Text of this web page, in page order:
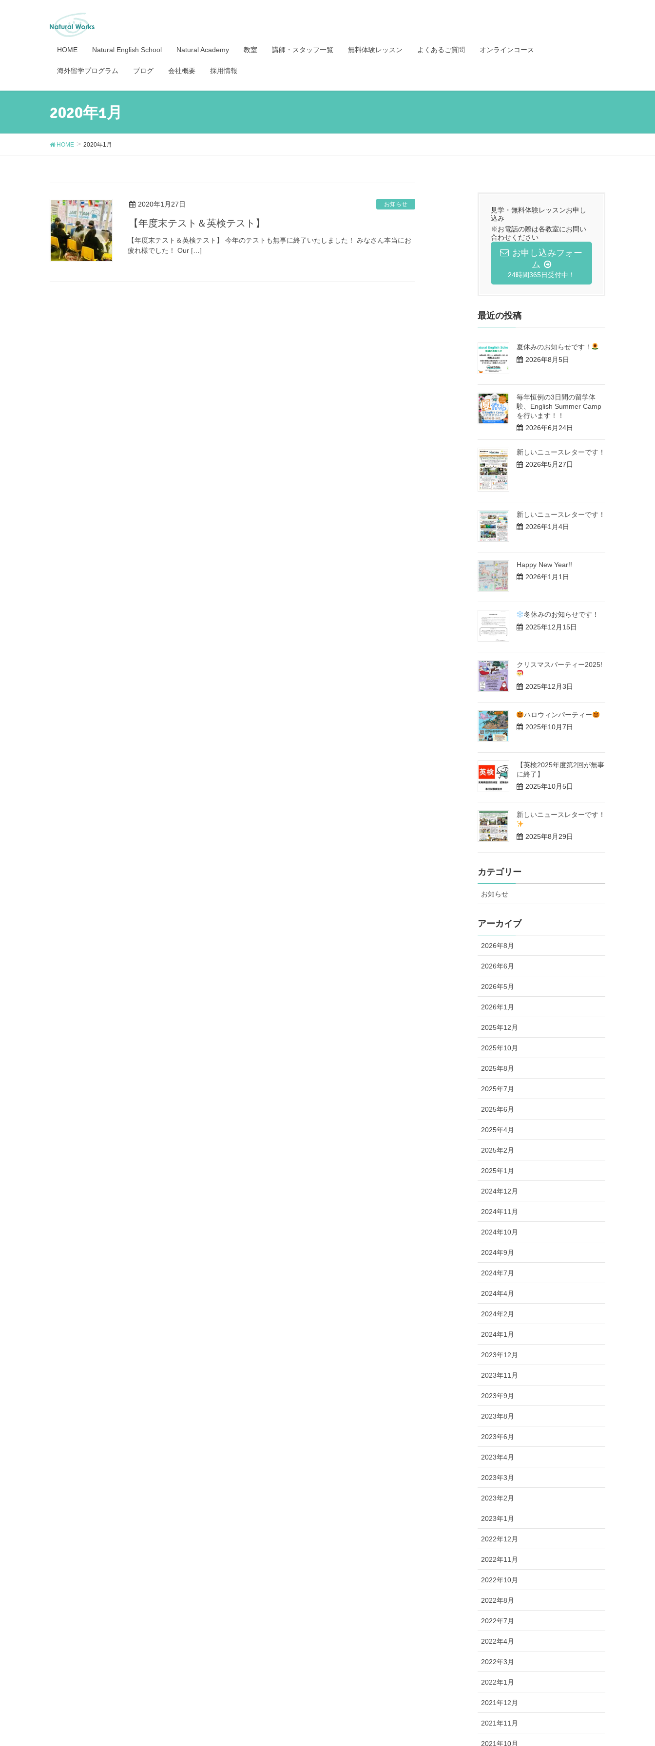
HOME Natural English School Natural Academy 教室 講師・スタッフ一覧 無料体験レッスン よくあるご質問 オンラインコース
海外留学プログラム ブログ 会社概要 採用情報
2020年1月
HOME 2020年1月
2020年1月27日 お知らせ
【年度末テスト＆英検テスト】
【年度末テスト＆英検テスト】 今年のテストも無事に終了いたしました！ みなさん本当にお
疲れ様でした！ Our […]
見学・無料体験レッスンお申し
込み
※お電話の際は各教室にお問い
合わせください
お申し込みフォー
ム
24時間365日受付中！
最近の投稿
夏休みのお知らせです！
2026年8月5日
毎年恒例の3日間の留学体
験、English Summer Camp
を行います！！
2026年6月24日
新しいニュースレターです！
2026年5月27日
新しいニュースレターです！
2026年1月4日
Happy New Year!!
2026年1月1日
冬休みのお知らせです！
2025年12月15日
クリスマスパーティー2025!
2025年12月3日
ハロウィンパーティー
2025年10月7日
【英検2025年度第2回が無事
に終了】
2025年10月5日
新しいニュースレターです！
2025年8月29日
カテゴリー
お知らせ
アーカイブ
2026年8月
2026年6月
2026年5月
2026年1月
2025年12月
2025年10月
2025年8月
2025年7月
2025年6月
2025年4月
2025年2月
2025年1月
2024年12月
2024年11月
2024年10月
2024年9月
2024年7月
2024年4月
2024年2月
2024年1月
2023年12月
2023年11月
2023年9月
2023年8月
2023年6月
2023年4月
2023年3月
2023年2月
2023年1月
2022年12月
2022年11月
2022年10月
2022年8月
2022年7月
2022年4月
2022年3月
2022年1月
2021年12月
2021年11月
2021年10月